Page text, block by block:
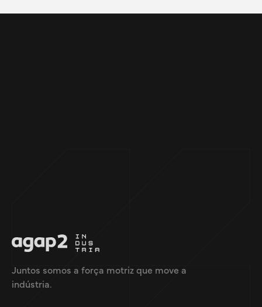
Juntos somos a força motriz que move a
indústria.